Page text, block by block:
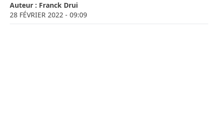
Auteur : Franck Drui
28 FÉVRIER 2022 - 09:09